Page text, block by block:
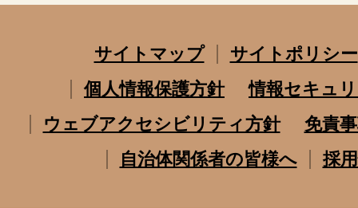
サイトマップ
サイトポリシー
個人情報保護方針
情報セキュ
ウェブアクセシビリティ方針
免責
自治体関係者の皆様へ
採